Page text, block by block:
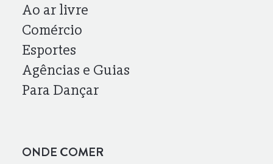
Ao ar livre
Comércio
Esportes
Agências e Guias
Para Dançar
ONDE COMER